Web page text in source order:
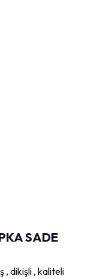
SADE
, dikişli , kaliteli